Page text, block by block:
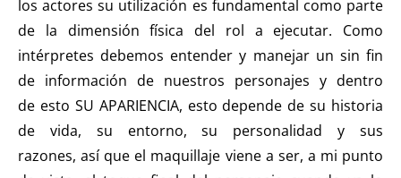
los actores su utilización es fundamental como parte
de la dimensión física del rol a ejecutar. Como
intérpretes debemos entender y manejar un sin fin
de información de nuestros personajes y dentro
de esto SU APARIENCIA, esto depende de su historia
de vida, su entorno, su personalidad y sus
razones, así que el maquillaje viene a ser, a mi punto